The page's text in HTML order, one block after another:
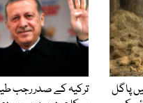
پاگل
ترکیہ کے صدر رجب